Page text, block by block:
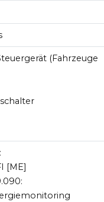
(Fahrzeuge
[ME]